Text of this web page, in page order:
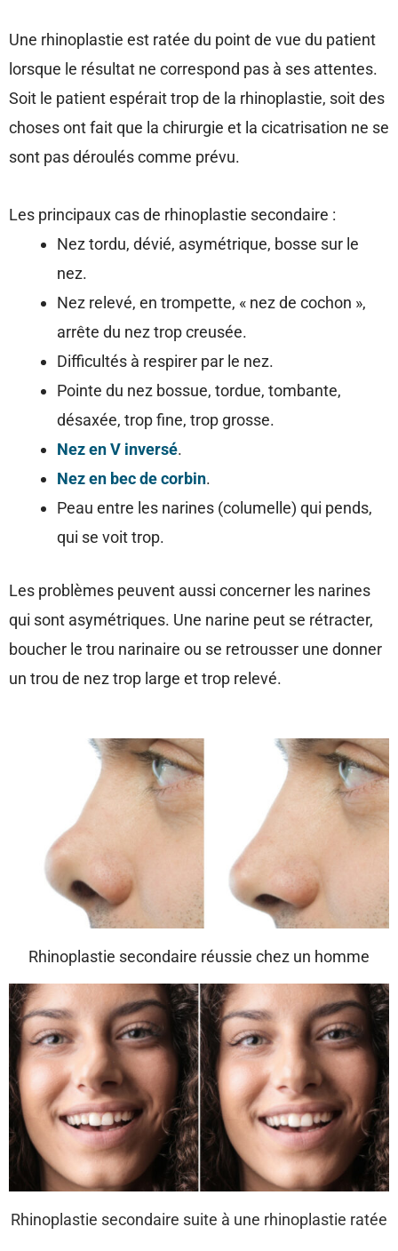
Une rhinoplastie est ratée du point de vue du patient
lorsque le résultat ne correspond pas à ses attentes.
Soit le patient espérait trop de la rhinoplastie, soit des
choses ont fait que la chirurgie et la cicatrisation ne se
sont pas déroulés comme prévu.
Les principaux cas de rhinoplastie secondaire :
Nez tordu, dévié, asymétrique, bosse sur le
nez.
Nez relevé, en trompette, « nez de cochon »,
arrête du nez trop creusée.
Difficultés à respirer par le nez.
Pointe du nez bossue, tordue, tombante,
désaxée, trop fine, trop grosse.
Nez en V inversé.
Nez en bec de corbin.
Peau entre les narines (columelle) qui pends,
qui se voit trop.
Les problèmes peuvent aussi concerner les narines
qui sont asymétriques. Une narine peut se rétracter,
boucher le trou narinaire ou se retrousser une donner
un trou de nez trop large et trop relevé.
Rhinoplastie secondaire réussie chez un homme
Rhinoplastie secondaire suite à une rhinoplastie ratée